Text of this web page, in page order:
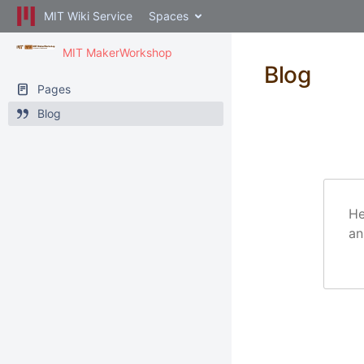
MIT Wiki Service Spaces
MIT MakerWorkshop
Pages
Blog
Blog